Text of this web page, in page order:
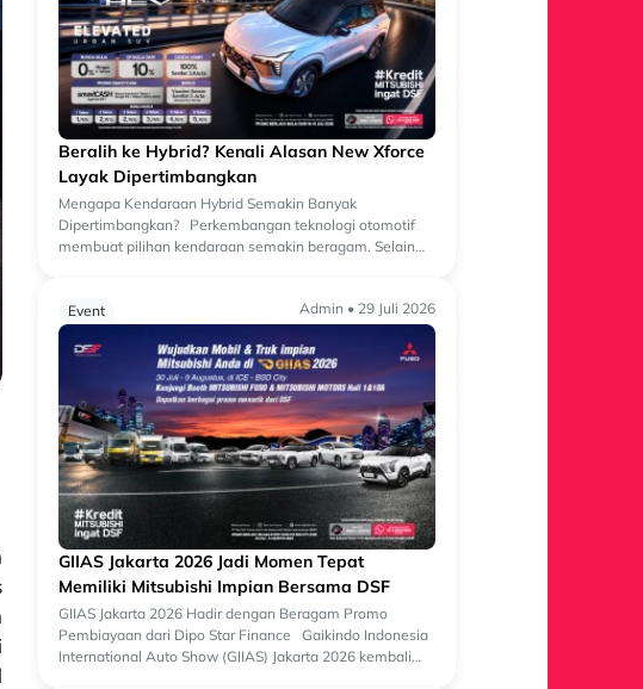
Beralih ke Hybrid? Kenali Alasan New Xforce
Layak Dipertimbangkan
Mengapa Kendaraan Hybrid Semakin Banyak
Dipertimbangkan? Perkembangan teknologi otomotif
membuat pilihan kendaraan semakin beragam. Selain
Event
Admin • 29 Juli 2026
GIIAS Jakarta 2026 Jadi Momen Tepat
Memiliki Mitsubishi Impian Bersama DSF
GIIAS Jakarta 2026 Hadir dengan Beragam Promo
Pembiayaan dari Dipo Star Finance Gaikindo Indonesia
International Auto Show (GIIAS) Jakarta 2026 kembali